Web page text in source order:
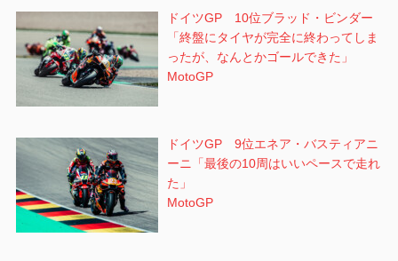
ドイツGP 10位ブラッド・ビンダー
「終盤にタイヤが完全に終わってしま
ったが、なんとかゴールできた」
MotoGP
ドイツGP 9位エネア・バスティアニ
ーニ「最後の10周はいいペースで走れ
た」
MotoGP